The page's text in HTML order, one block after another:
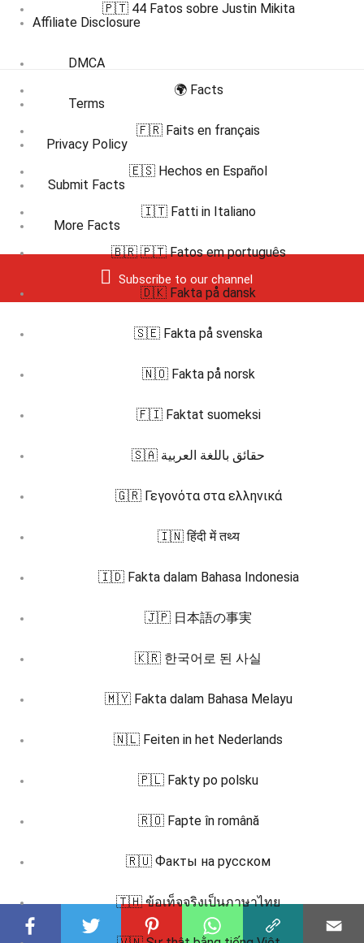
Affiliate Disclosure
DMCA
Terms
Privacy Policy
Submit Facts
More Facts
Subscribe to our channel
🇵🇹 44 Fatos sobre Justin Mikita
🌍 Facts
🇫🇷 Faits en français
🇪🇸 Hechos en Español
🇮🇹 Fatti in Italiano
🇧🇷 🇵🇹 Fatos em português
🇩🇰 Fakta på dansk
🇸🇪 Fakta på svenska
🇳🇴 Fakta på norsk
🇫🇮 Faktat suomeksi
🇸🇦 حقائق باللغة العربية
🇬🇷 Γεγονότα στα ελληνικά
🇮🇳 हिंदी में तथ्य
🇮🇩 Fakta dalam Bahasa Indonesia
🇯🇵 日本語の事実
🇰🇷 한국어로 된 사실
🇲🇾 Fakta dalam Bahasa Melayu
🇳🇱 Feiten in het Nederlands
🇵🇱 Fakty po polsku
🇷🇴 Fapte în română
🇷🇺 Факты на русском
🇹🇭 ข้อเท็จจริงเป็นภาษาไทย